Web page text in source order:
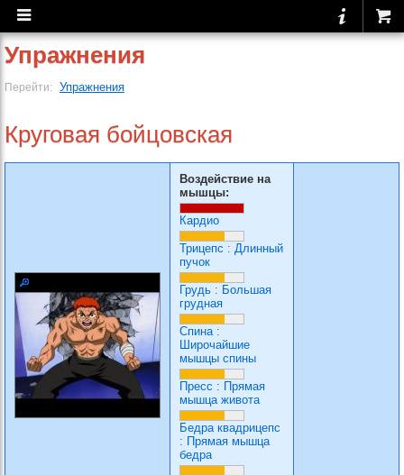
Упражнения
Перейти: Упражнения
Круговая бойцовская
Воздействие на
мышцы:
Кардио
Трицепс : Длинный
пучок
Грудь : Большая
грудная
Спина:
Широчайшие
мышцы спины
Пресс : Прямая
мышца живота
Бедра квадрицепс
: Прямая мышца
бедра